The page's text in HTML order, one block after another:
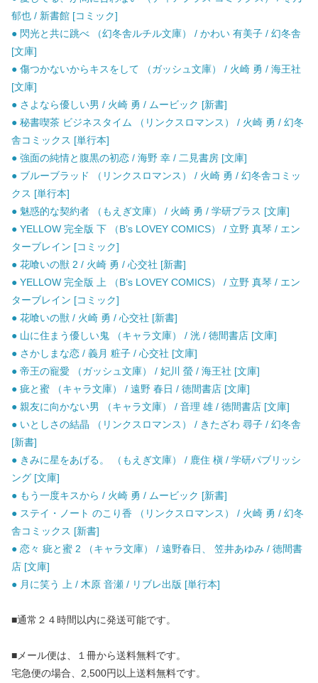
郁也 / 新書館 [コミック]
● 閃光と共に跳べ （幻冬舎ルチル文庫） / かわい 有美子 / 幻冬舎
[文庫]
● 傷つかないからキスをして （ガッシュ文庫） / 火崎 勇 / 海王社
[文庫]
● さよなら優しい男 / 火崎 勇 / ムービック [新書]
● 秘書喫茶 ビジネスタイム （リンクスロマンス） / 火崎 勇 / 幻冬
舎コミックス [単行本]
● 強面の純情と腹黒の初恋 / 海野 幸 / 二見書房 [文庫]
● ブルーブラッド （リンクスロマンス） / 火崎 勇 / 幻冬舎コミッ
クス [単行本]
● 魅惑的な契約者 （もえぎ文庫） / 火崎 勇 / 学研プラス [文庫]
● YELLOW 完全版 下 （B’s LOVEY COMICS） / 立野 真琴 / エン
ターブレイン [コミック]
● 花喰いの獣 2 / 火崎 勇 / 心交社 [新書]
● YELLOW 完全版 上 （B’s LOVEY COMICS） / 立野 真琴 / エン
ターブレイン [コミック]
● 花喰いの獣 / 火崎 勇 / 心交社 [新書]
● 山に住まう優しい鬼 （キャラ文庫） / 洸 / 徳間書店 [文庫]
● さかしまな恋 / 義月 粧子 / 心交社 [文庫]
● 帝王の寵愛 （ガッシュ文庫） / 妃川 螢 / 海王社 [文庫]
● 疵と蜜 （キャラ文庫） / 遠野 春日 / 徳間書店 [文庫]
● 親友に向かない男 （キャラ文庫） / 音理 雄 / 徳間書店 [文庫]
● いとしさの結晶 （リンクスロマンス） / きたざわ 尋子 / 幻冬舎
[新書]
● きみに星をあげる。 （もえぎ文庫） / 鹿住 槇 / 学研パブリッシ
ング [文庫]
● もう一度キスから / 火崎 勇 / ムービック [新書]
● ステイ・ノート のこり香 （リンクスロマンス） / 火崎 勇 / 幻冬
舎コミックス [新書]
● 恋々 疵と蜜 2 （キャラ文庫） / 遠野春日、 笠井あゆみ / 徳間書
店 [文庫]
● 月に笑う 上 / 木原 音瀬 / リブレ出版 [単行本]
■通常２４時間以内に発送可能です。
■メール便は、１冊から送料無料です。
宅急便の場合、2,500円以上送料無料です。